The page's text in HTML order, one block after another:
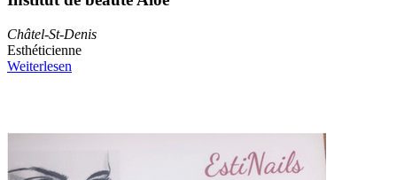
Châtel-St-Denis
Esthéticienne
Weiterlesen